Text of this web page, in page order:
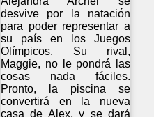
desvive por la natación
para poder representar a
su país en los Juegos
Olímpicos. Su rival,
Maggie, no le pondrá las
cosas nada fáciles.
Pronto, la piscina se
convertirá en la nueva
casa de Alex, y se dará